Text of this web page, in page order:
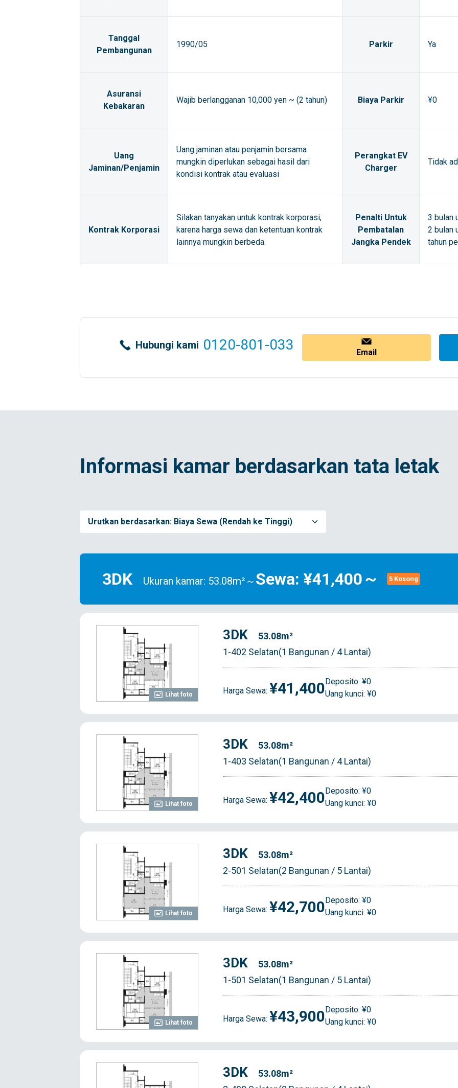
Tanggal
Pembangunan
1990/05 Parkir Ya
Asuransi
Kebakaran
Wajib berlangganan 10,000 yen ~ (2 tahun) Biaya Parkir ¥0
Uang
Jaminan/Penjamin
Uang jaminan atau penjamin bersama
mungkin diperlukan sebagai hasil dari
kondisi kontrak atau evaluasi
Perangkat EV
Charger
Tidak
Kontrak Korporasi
Silakan tanyakan untuk kontrak korporasi,
karena harga sewa dan ketentuan kontrak
lainnya mungkin berbeda.
Penalti Untuk
Pembatalan
Jangka Pendek
3 bulan
2 bulan
tahun
Hubungi kami 0120-801-033 Email
Informasi kamar berdasarkan tata letak
Urutkan berdasarkan: Biaya Sewa (Rendah ke Tinggi)
3DK Ukuran kamar: 53.08m²～ Sewa: ¥41,400～ 5 Kosong
Lihat foto
3DK
53.08m²
1-402 Selatan(1 Bangunan / 4 Lantai)
Harga Sewa: ¥41,400Deposito: ¥0
Uang kunci: ¥0
Lihat foto
3DK
53.08m²
1-403 Selatan(1 Bangunan / 4 Lantai)
Harga Sewa: ¥42,400Deposito: ¥0
Uang kunci: ¥0
Lihat foto
3DK
53.08m²
2-501 Selatan(2 Bangunan / 5 Lantai)
Harga Sewa: ¥42,700Deposito: ¥0
Uang kunci: ¥0
Lihat foto
3DK
53.08m²
1-501 Selatan(1 Bangunan / 5 Lantai)
Harga Sewa: ¥43,900Deposito: ¥0
Uang kunci: ¥0
3DK
53.08m²